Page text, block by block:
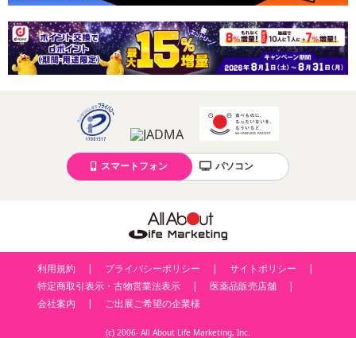
スマートフォン パソコン
利用規約 プライバシーポリシー
サイトポリシー
特定商取引表示・古物営業法表示
医薬品販売店舗
会社案内
ご出展ご希望の企業様
(c) 2006- All About Life Marketing, Inc.